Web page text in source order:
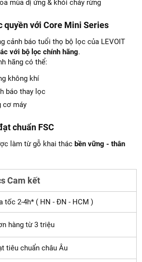
mùa dị ứng & khói cháy rừng
quyền với Core Mini Series
cảnh báo tuổi thọ bộ lọc của LEVOIT
với bộ lọc chính hãng.
hãng có thể:
không khí
báo thay lọc
cơ máy
chuẩn FSC
làm từ gỗ khai thácbền vững - thân
Cam kết
tốc 2-4h* ( HN - ĐN - HCM )
hàng từ 3 triệu
tiêu chuẩn châu Âu